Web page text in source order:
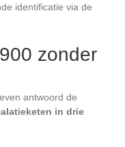
identificatie via de
zonder
antwoord de
in drie